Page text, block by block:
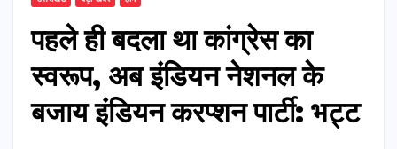
पहले ही बदला था कांग्रेस का
स्वरूप, अब इंडियन नेशनल के
बजाय इंडियन करप्शन पार्टी: भट्ट